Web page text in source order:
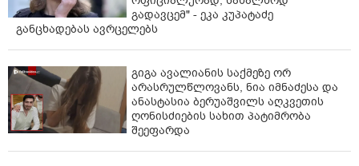
გადავცემ" - ეკა კუპატაძე
განცხადებას ავრცელებს
გიგა ავალიანის საქმეზე ორ
არასრულწლოვანს, ნია იმნაძესა და
ანასტასია ბერუაშვილს აღკვეთის
ღონისძიების სახით პატიმრობა
შეეფარდა